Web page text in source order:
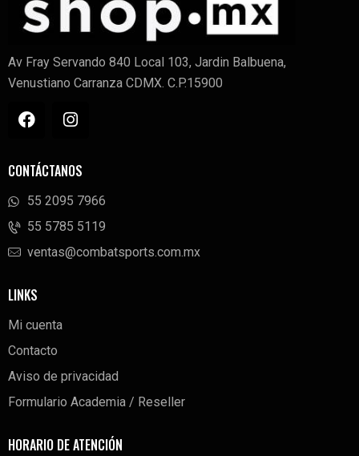
Av Fray Servando 840 Local 103, Jardin Balbuena,
Venustiano Carranza CDMX. C.P.15900
CONTÁCTANOS
55 2095 7966
‭55 5785 5119‬
ventas@combatsports.com.mx
LINKS
Mi cuenta
Contacto
Aviso de privacidad
Formulario Academia / Reseller
HORARIO DE ATENCIÓN